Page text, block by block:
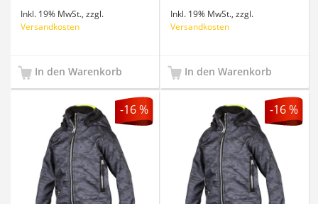
Inkl. 19% MwSt.,zzgl.
Versandkosten
In den Warenkorb
Inkl. 19% MwSt.,zzgl.
Versandkosten
In den Warenkorb
-16 % -16 %